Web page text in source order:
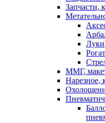
Запчасти,
Луки
ММГ,
Нарезное,